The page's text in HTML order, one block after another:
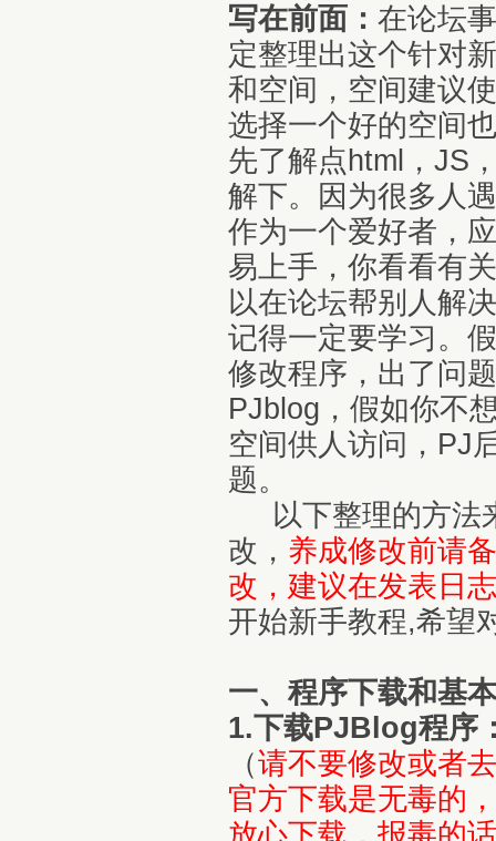
写在前面： 在论坛
定整理出这个针对
和空间，空间建议
选择一个好的空间
先了解点html，JS
解下。因为很多人
作为一个爱好者，
易上手，你看看有
以在论坛帮别人解
记得一定要学习。
修改程序，出了问
PJblog，假如你不
空间供人访问，PJ
题。
以下整理的方法
改， 养成修改前请
改，建议在发表日
开始新手教程,希望
一、程序下载和基
1.下载PJBlog程序
（请不要修改或者
官方下载是无毒的
放心下载，报毒的